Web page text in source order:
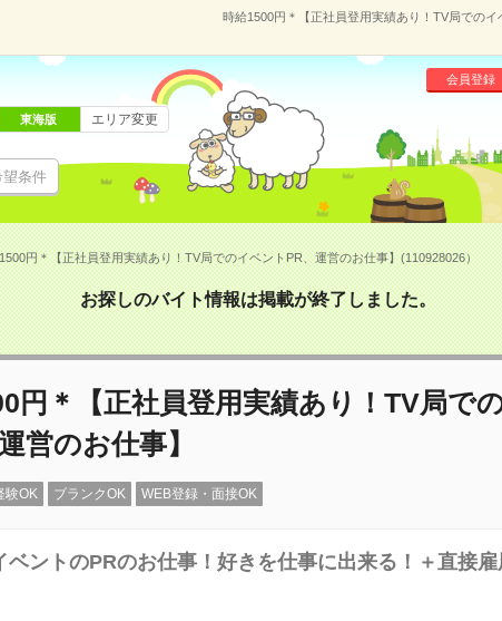
時給1500円＊【正社員登用実績あり！TV局での
条件
会員登録
東海版 エリア変更
円＊【正社員登用実績あり！TV局でのイベントPR、運営のお仕事】(110928026）
お探しのバイト情報は掲載が終了しました。
円＊【正社員登用実績あり！TV局で
営のお仕事】
験OK ブランクOK WEB登録・面接OK
ベントのPRのお仕事！好きを仕事に出来る！＋直接